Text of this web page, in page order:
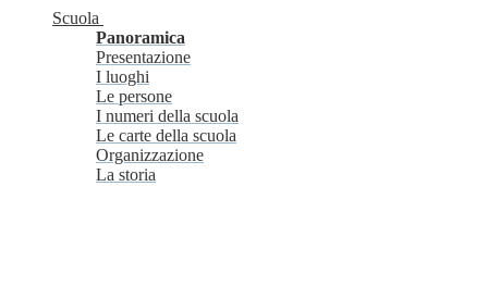
Scuola
Panoramica
Presentazione
I luoghi
Le persone
I numeri della scuola
Le carte della scuola
Organizzazione
La storia